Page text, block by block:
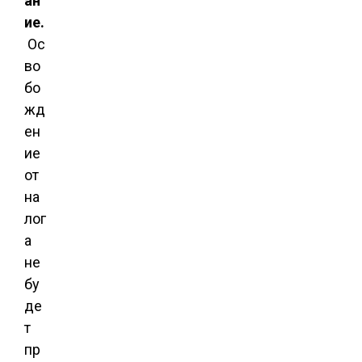
ие.
Ос
во
бо
жд
ен
ие
от
на
лог
а
не
бу
де
т
пр